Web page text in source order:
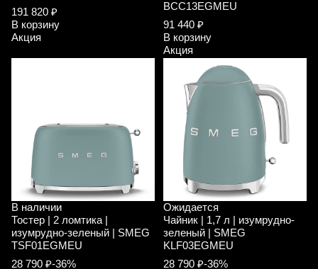
191 820 ₽
В корзину
Акция
BCC13EGMEU
91 440 ₽
В корзину
Акция
В наличии
Тостер | 2 ломтика |
изумрудно-зеленый | SMEG
TSF01EGMEU
28 790 ₽-36%
Ожидается
Чайник | 1,7 л | изумрудно-
зеленый | SMEG
KLF03EGMEU
28 790 ₽-36%